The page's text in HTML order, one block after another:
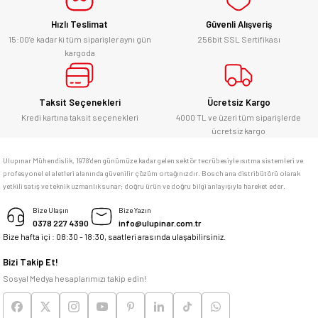
Kesinlikle orjinal ürün, güvenerek
alabilirsiniz.
E... Ü... | 10/06/2026
Bosch marka alet alacaksam kesinlikle
adresim Ulupınar.com.tr
memnun kaldım
Deneyimini Paylaş
Hızlı Teslimat
15:00’e kadar ki tüm siparişler aynı gün
kargoda
Güvenli Alışveriş
256bit SSL Sertifikası
Taksit Seçenekleri
Kredi kartına taksit seçenekleri
Ücretsiz Kargo
4000 TL ve üzeri tüm siparişlerde
ücretsiz kargo
Ulupınar Mühendislik, 1978'den günümüze kadar gelen sektör tecrübesiyle ısıtma sistemleri ve
profesyonel el aletleri alanında güvenilir çözüm ortağınızdır. Bosch ana distribütörü olarak
yetkili satış ve teknik uzmanlık sunar; doğru ürün ve doğru bilgi anlayışıyla hareket eder.
Bize Ulaşın
0378 227 4390
Bize Yazın
info@ulupinar.com.tr
Bize hafta içi : 08:30 - 18:30, saatleri arasında ulaşabilirsiniz.
Bizi Takip Et!
Sosyal Medya hesaplarımızı takip edin!